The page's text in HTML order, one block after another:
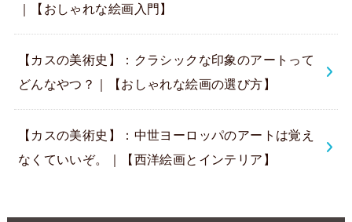
｜【おしゃれな絵画入門】
【カスの美術史】：クラシックな印象のアートって
どんなやつ？｜【おしゃれな絵画の選び方】
【カスの美術史】：中世ヨーロッパのアートは覚え
なくていいぞ。｜【西洋絵画とインテリア】